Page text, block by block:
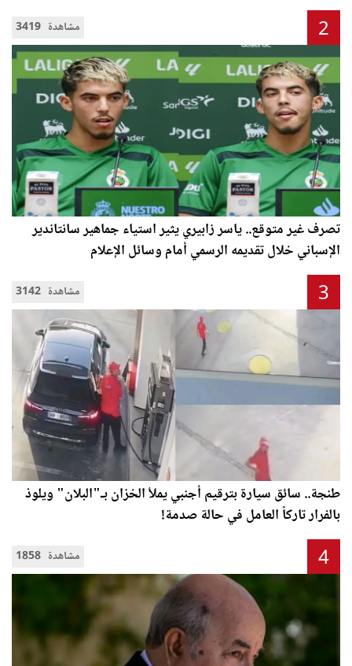
3419 مشاهدة 2
تصرف غير متوقع.. ياسر زابيري يثير استياء جماهير سانتاندير
الإسباني خلال تقديمه الرسمي أمام وسائل الإعلام
3142 مشاهدة 3
طنجة.. سائق سيارة بترقيم أجنبي يملأ الخزان بـ"البلان" ويلوذ
بالفرار تاركاً العامل في حالة صدمة!
1858 مشاهدة 4